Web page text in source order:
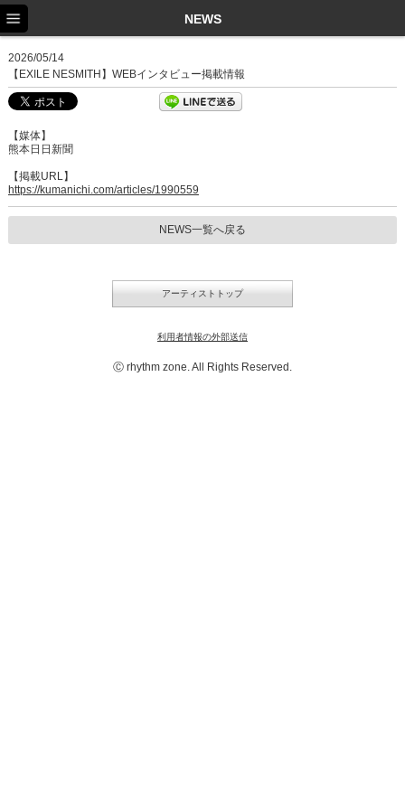
NEWS
2026/05/14
【EXILE NESMITH】WEBインタビュー掲載情報
【媒体】
熊本日日新聞
【掲載URL】
https://kumanichi.com/articles/1990559
NEWS一覧へ戻る
アーティストトップ
利用者情報の外部送信
Ⓒ rhythm zone. All Rights Reserved.
NEWS
SCHEDULE
DISCOGRAPHY
EX FAMILY